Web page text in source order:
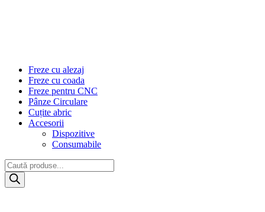
Freze cu alezaj
Freze cu coada
Freze pentru CNC
Pânze Circulare
Cuțite abric
Accesorii
Dispozitive
Consumabile
Products
search